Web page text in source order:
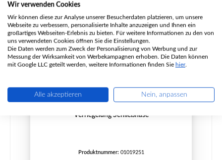
Ausverkauft
Verriegelung Schließnase
Produktnummer: 01019251
Wir verwenden Cookies
Wir können diese zur Analyse unserer Besucherdaten platzieren, um unsere
Webseite zu verbessern, personalisierte Inhalte anzuzeigen und Ihnen ein
großartiges Webseiten-Erlebnis zu bieten. Für weitere Informationen zu den von
uns verwendeten Cookies öffnen Sie die Einstellungen.
Die Daten werden zum Zweck der Personalisierung von Werbung und zur
Messung der Wirksamkeit von Werbekampagnen erhoben. Die Daten können
mit Google LLC geteilt werden, weitere Informationen finden Sie hier.
Alle akzeptieren Nein, anpassen